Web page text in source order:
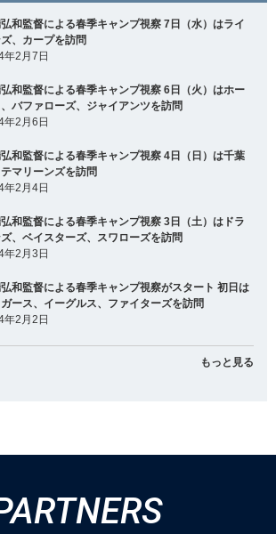
和監督による春季キャンプ視察 7日（水）はライ
、カープを訪問
年2月7日
和監督による春季キャンプ視察 6日（火）はホー
バファローズ、ジャイアンツを訪問
年2月6日
和監督による春季キャンプ視察 4日（日）は千葉
テマリーンズを訪問
年2月4日
和監督による春季キャンプ視察 3日（土）はドラ
、ベイスターズ、スワローズを訪問
年2月3日
和監督による春季キャンプ視察がスタート 初日は
ース、イーグルス、ファイターズを訪問
年2月2日
もっと見る